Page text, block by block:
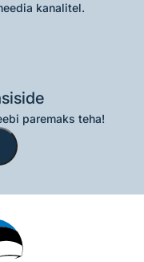
kanalitel.
paremaks teha!